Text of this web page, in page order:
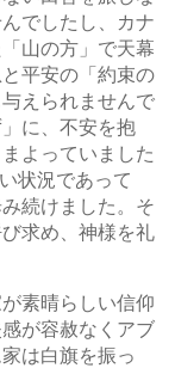
でしたし、カナ
山の方」で天幕
平安の「約束の
えられませんで
に、不安を抱
よっていました
状況であって
続けました。そ
求め、神様を礼
素晴らしい信仰
が容赦なくアブ
は白旗を振っ